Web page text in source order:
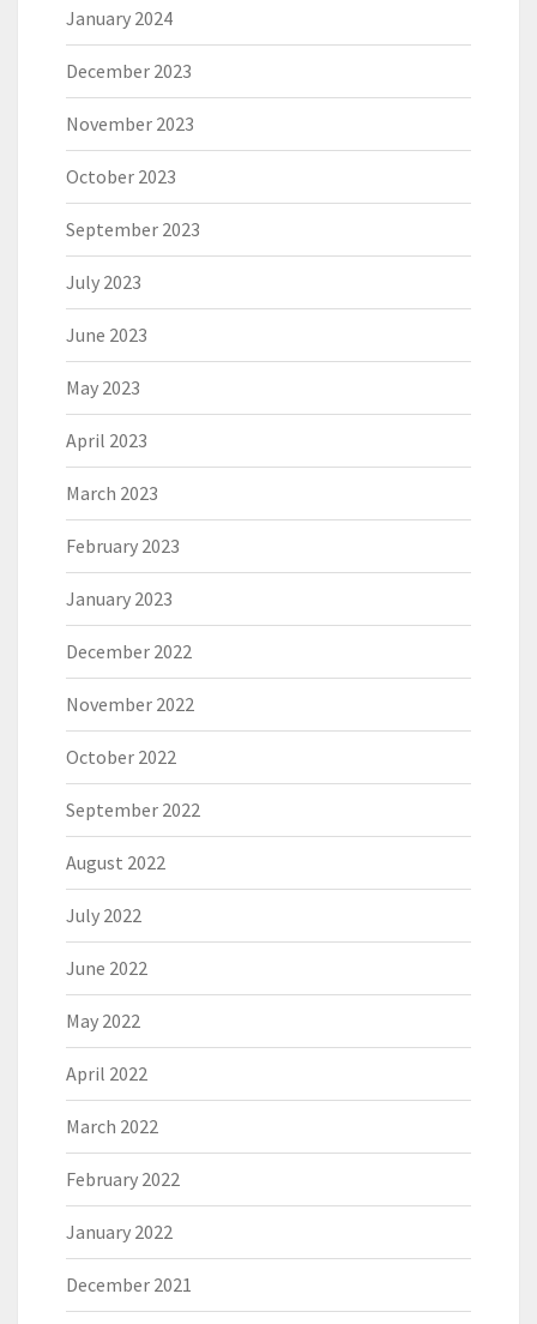
January 2024
December 2023
November 2023
October 2023
September 2023
July 2023
June 2023
May 2023
April 2023
March 2023
February 2023
January 2023
December 2022
November 2022
October 2022
September 2022
August 2022
July 2022
June 2022
May 2022
April 2022
March 2022
February 2022
January 2022
December 2021